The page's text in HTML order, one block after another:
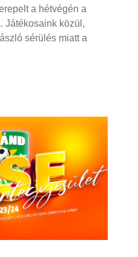
a hétvégén a
Játékosaink közül,
sérülés miatt a